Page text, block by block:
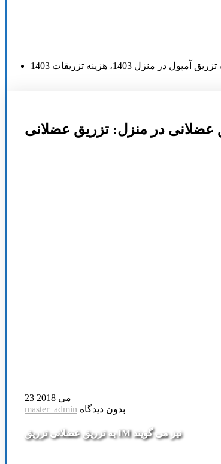
عضلانی در منزل: تزریق عضلانی
23 می 2018
master_admin بدون دیدگاه
به تزریق عضلانی تزریق IM نیز می گویند